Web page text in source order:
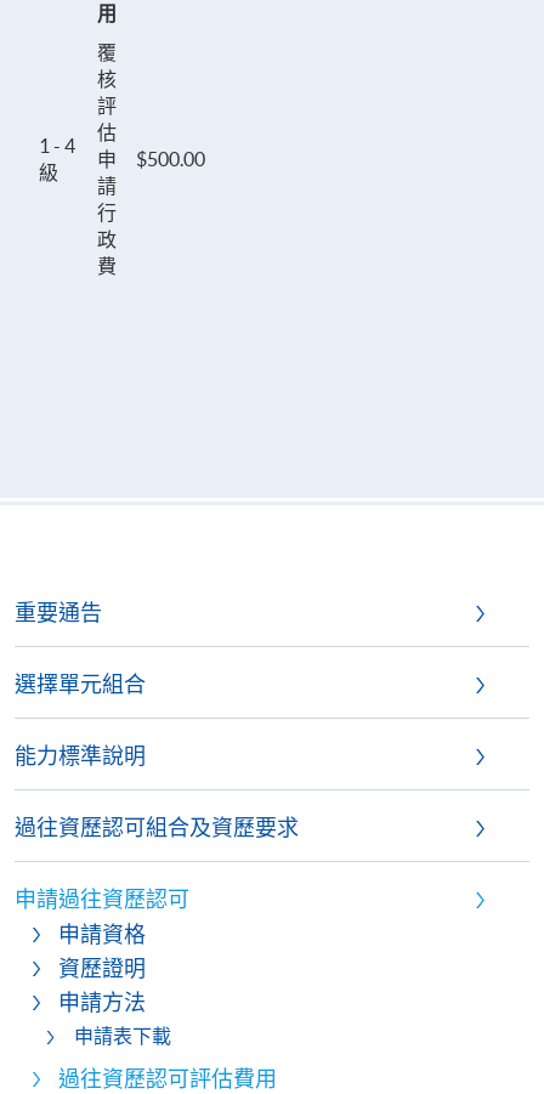
用
1 - 4
級
覆
核
評
估
申
請
行
政
費
$500.00
重要通告
選擇單元組合
能力標準說明
過往資歷認可組合及資歷要求
申請過往資歷認可
申請資格
資歷證明
申請方法
申請表下載
過往資歷認可評估費用